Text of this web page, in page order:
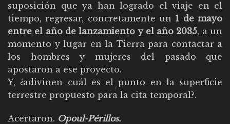
suposición que ya han logrado el viaje en el
tiempo, regresar, concretamente un 1 de mayo
entre el año de lanzamiento y el año 2035, a un
momento y lugar en la Tierra para contactar a
los hombres y mujeres del pasado que
apostaron a ese proyecto.
Y, ¿adivinen cuál es el punto en la superficie
terrestre propuesto para la cita temporal?.
Acertaron. Opoul-Périllos.